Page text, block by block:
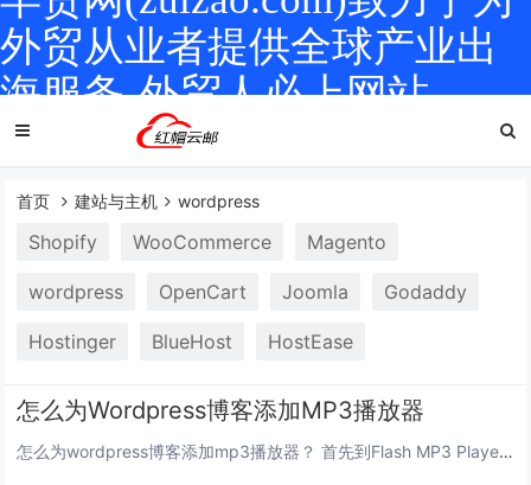
外贸从业者提供全球产业出
海服务-外贸人必上网站
首页 建站与主机 wordpress
Shopify WooCommerce Magento
wordpress OpenCart Joomla Godaddy
Hostinger BlueHost HostEase
怎么为Wordpress博客添加MP3播放器
怎么为wordpress博客添加mp3播放器？ 首先到Flash MP3 Player 的主页上下载该程序。解压缩之后，将 mp3player.swf 和 ufo.js 两个文件放到服务器上，这里假设放在 /musicplayer 下...